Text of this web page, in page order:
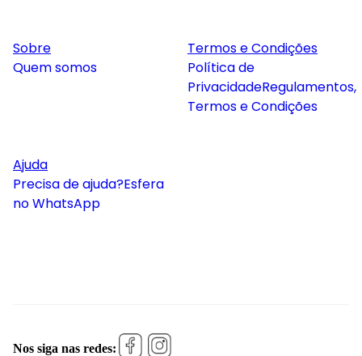
Sobre
Quem somos
Termos e Condições
Política de
PrivacidadeRegulamentos,
Termos e Condições
Ajuda
Precisa de ajuda?Esfera
no WhatsApp
Nos siga nas redes: